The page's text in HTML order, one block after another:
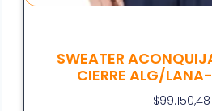
SWEATER
CIERRE ALG/
$99.150,48